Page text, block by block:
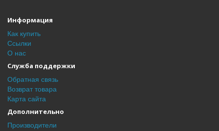
Информация
Как купить
Ссылки
О нас
Служба поддержки
Обратная связь
Возврат товара
Карта сайта
Дополнительно
Производители